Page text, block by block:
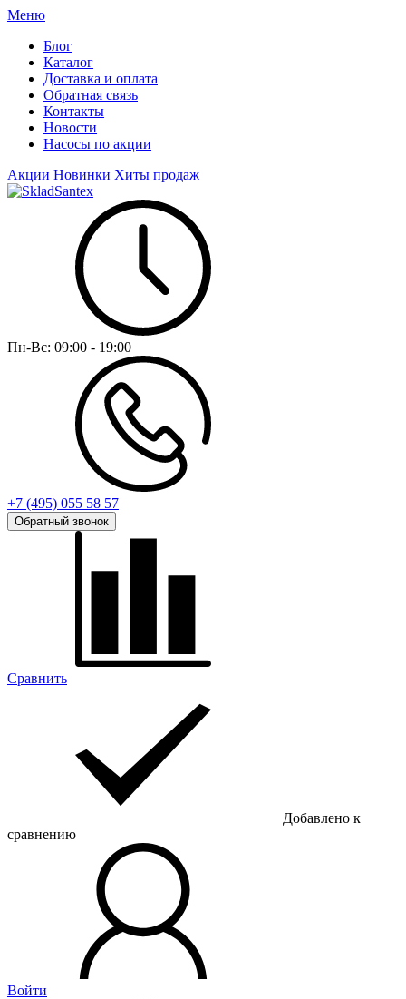
Меню
Блог
Каталог
Доставка и оплата
Обратная связь
Контакты
Новости
Насосы по акции
Акции Новинки Хиты продаж
Пн-Вс: 09:00 - 19:00
+7 (495) 055 58 57
Обратный звонок
Сравнить
Добавлено к
сравнению
Войти